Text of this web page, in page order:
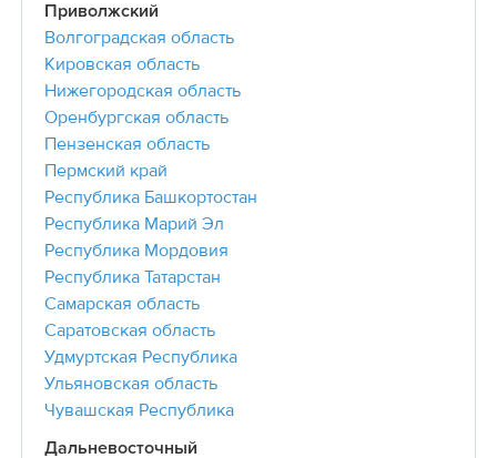
Приволжский
Волгоградская область
Кировская область
Нижегородская область
Оренбургская область
Пензенская область
Пермский край
Республика Башкортостан
Республика Марий Эл
Республика Мордовия
Республика Татарстан
Самарская область
Саратовская область
Удмуртская Республика
Ульяновская область
Чувашская Республика
Дальневосточный